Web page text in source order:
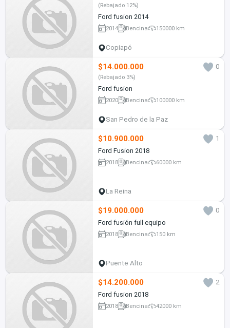
(Rebajado 12%)
Ford fusion 2014
2014 Bencina 150000 km
Copiapó
$14.000.000 0
(Rebajado 3%)
Ford fusion
2020 Bencina 100000 km
San Pedro de la Paz
$10.900.000
1
Ford Fusion 2018
2018 Bencina 60000 km
La Reina
$19.000.000
0
Ford fusión full equipo
2018 Bencina 150 km
Puente Alto
$14.200.000
2
Ford fusion 2018
2018 Bencina 42000 km